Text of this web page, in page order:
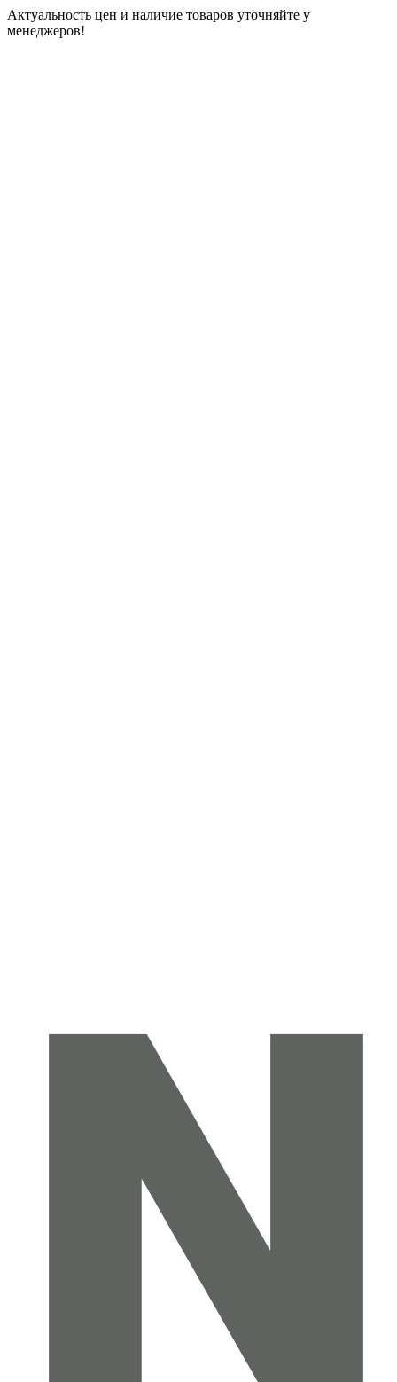
Актуальность цен и наличие товаров уточняйте у
менеджеров!